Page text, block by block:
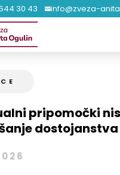
30 43 info@zveza-
pripomočki
dostojanstva